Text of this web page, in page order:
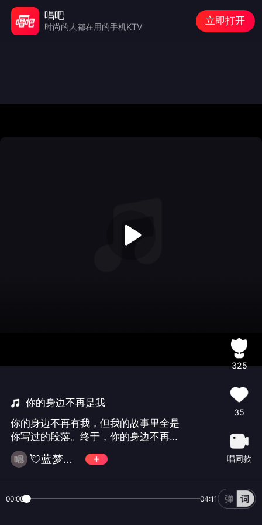
你的身边不再是我
你的身边不再有我，但我的故事里全是
你写过的段落。终于，你的身边不再有
我。不是不爱了，是爱到该放手了。你
的身边不再有我，风却还记得我拥抱你
的温度。从此你的身边不再有我，愿你
💘蓝梦梦蓝天💘
325
35
唱同款
00:00 04:11
唱吧
时尚的人都在用的手机KTV
立即打开